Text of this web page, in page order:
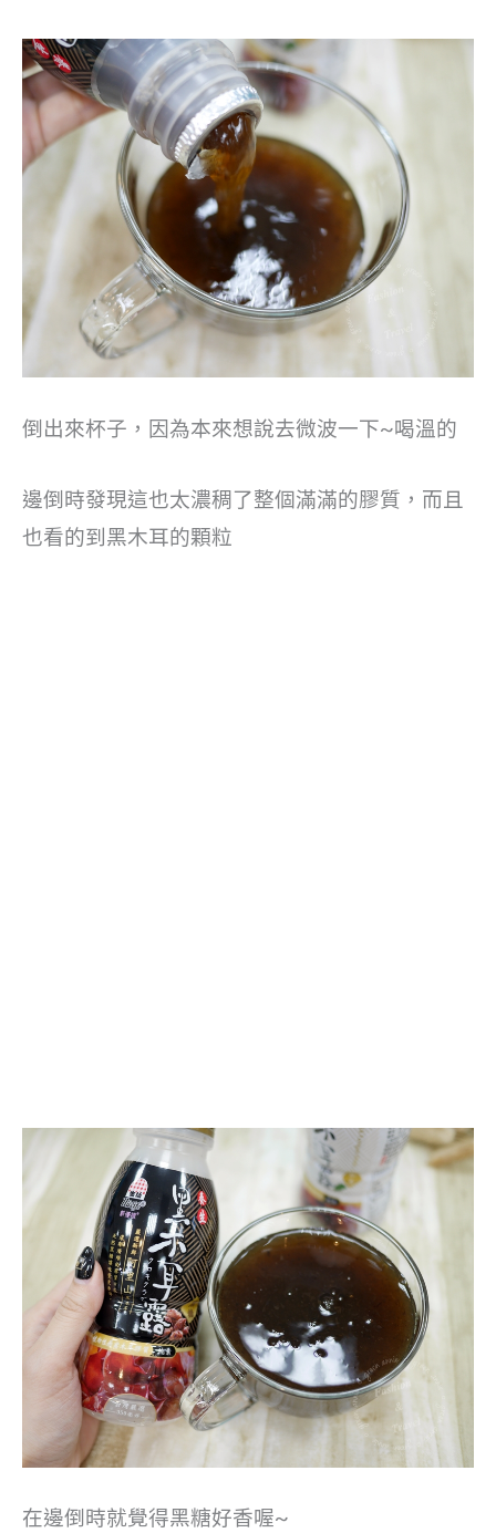
倒出來杯子，因為本來想說去微波一下~喝溫的
邊倒時發現這也太濃稠了整個滿滿的膠質，而且
也看的到黑木耳的顆粒
在邊倒時就覺得黑糖好香喔~